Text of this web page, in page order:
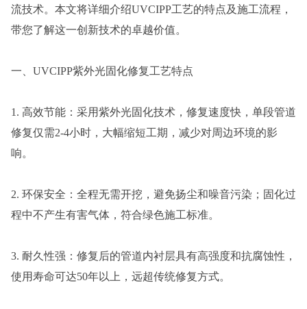
流技术。本文将详细介绍UVCIPP工艺的特点及施工流程，
带您了解这一创新技术的卓越价值。
一、UVCIPP紫外光固化修复工艺特点
1. 高效节能：采用紫外光固化技术，修复速度快，单段管道
修复仅需2-4小时，大幅缩短工期，减少对周边环境的影
响。
2. 环保安全：全程无需开挖，避免扬尘和噪音污染；固化过
程中不产生有害气体，符合绿色施工标准。
3. 耐久性强：修复后的管道内衬层具有高强度和抗腐蚀性，
使用寿命可达50年以上，远超传统修复方式。